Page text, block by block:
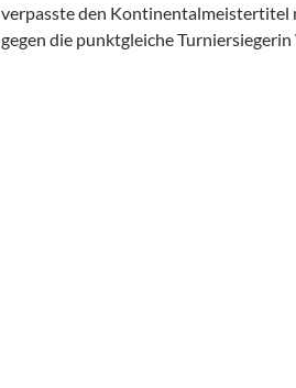
verpasste den Kontinentalmeistertitel
gegen die punktgleiche